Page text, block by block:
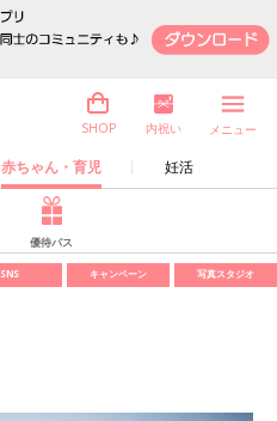
赤ちゃん・育児 妊活
SHOP 内祝い メニュー
優待パス
SNS キャンペーン 写真スタジオ